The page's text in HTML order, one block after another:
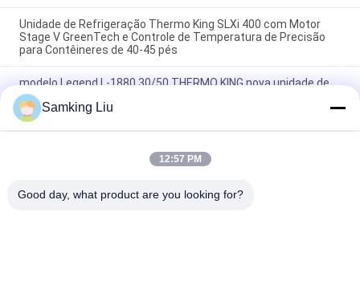
Unidade de Refrigeração Thermo King SLXi 400 com Motor
Stage V GreenTech e Controle de Temperatura de Precisão
para Contêineres de 40-45 pés
modelo Legend L-1880 30/50 THERMO KING nova unidade de
refrigeração de reboque Mercado Ásia-Pacífico melhor
economia de combustível e desempenho de resfriamento
mais forte
T-880 Pro T-80 T-680Pro/T-780Pro/T-1080Pro/T-1280Pro
Unidade de equipamento de refrigeração do frigorífico
Samking Liu
12:57 PM
Good day, what product are you looking for?